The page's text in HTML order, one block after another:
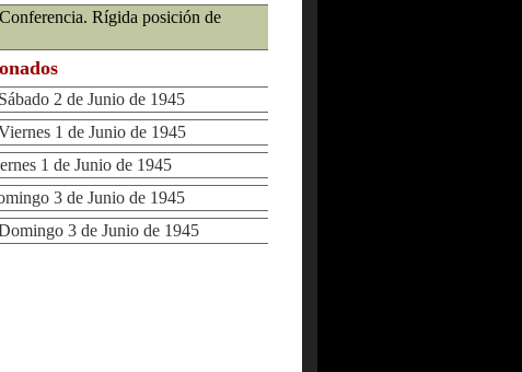
Rígida posición de
2 de Junio de 1945
1 de Junio de 1945
1 de Junio de 1945
3 de Junio de 1945
3 de Junio de 1945